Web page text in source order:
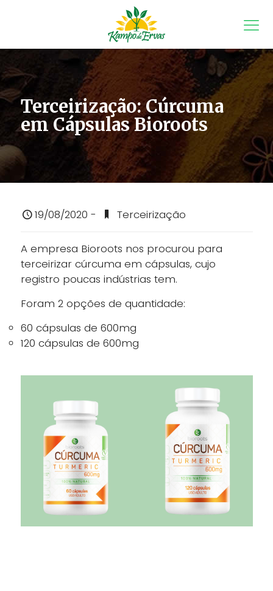
Terceirização: Cúrcuma
em Cápsulas Bioroots
19/08/2020 - Terceirização
A empresa Bioroots nos procurou para
terceirizar cúrcuma em cápsulas, cujo
registro poucas indústrias tem.
Foram 2 opções de quantidade:
60 cápsulas de 600mg
120 cápsulas de 600mg